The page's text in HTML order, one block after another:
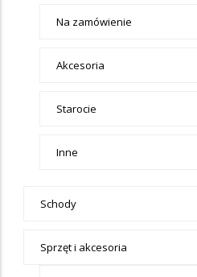
Na zamówienie
Akcesoria
Starocie
Inne
Schody
Sprzęt i akcesoria